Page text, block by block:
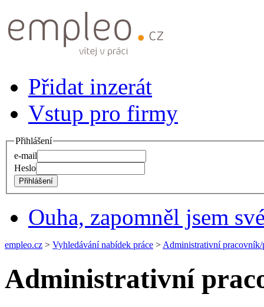
Přidat inzerát
Vstup pro firmy
Přihlášení
e-mail
Heslo
Ouha, zapomněl jsem
empleo.cz > Vyhledávání nabídek práce > Administrativní pracovník/
Administrativní